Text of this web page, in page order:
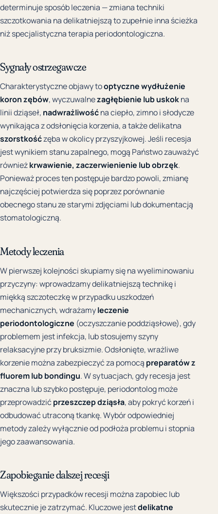
determinuje sposób leczenia — zmiana techniki
szczotkowania na delikatniejszą to zupełnie inna ścieżka
niż specjalistyczna terapia periodontologiczna.
Sygnały ostrzegawcze
Charakterystyczne objawy tooptyczne wydłużenie
koron zębów, wyczuwalnezagłębienie lub uskokna
linii dziąseł, nadwrażliwośćna ciepło, zimno i słodycze
wynikająca z odsłonięcia korzenia, a także delikatna
szorstkośćzęba w okolicy przyszyjkowej. Jeśli recesja
jest wynikiem stanu zapalnego, mogą Państwo zauważyć
równieżkrwawienie, zaczerwienienie lub obrzęk.
Ponieważ proces ten postępuje bardzo powoli, zmianę
najczęściej potwierdza się poprzez porównanie
obecnego stanu ze starymi zdjęciami lub dokumentacją
stomatologiczną.
Metody leczenia
W pierwszej kolejności skupiamy się na wyeliminowaniu
przyczyny: wprowadzamy delikatniejszą technikę i
miękką szczoteczkę w przypadku uszkodzeń
mechanicznych, wdrażamyleczenie
periodontologiczne (oczyszczanie poddziąsłowe), gdy
problemem jest infekcja, lub stosujemy szyny
relaksacyjne przy bruksizmie. Odsłonięte, wrażliwe
korzenie można zabezpieczyć za pomocą preparatów z
fluorem lub bondingu. W sytuacjach, gdy recesja jest
znaczna lub szybko postępuje, periodontolog może
przeprowadzić przeszczep dziąsła, aby pokryć korzeń i
odbudować utraconą tkankę. Wybór odpowiedniej
metody zależy wyłącznie od podłoża problemu i stopnia
jego zaawansowania.
Zapobieganie dalszej recesji
Większości przypadków recesji można zapobiec lub
skutecznie je zatrzymać. Kluczowe jestdelikatne